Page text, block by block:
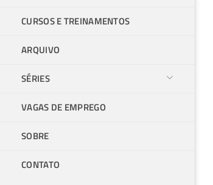
CURSOS E TREINAMENTOS
ARQUIVO
SÉRIES
VAGAS DE EMPREGO
SOBRE
CONTATO